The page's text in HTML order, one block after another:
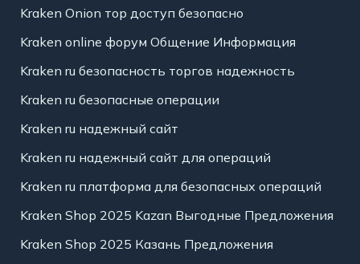
Kraken Onion тор доступ безопасно
Kraken online форум Общение Информация
Kraken ru безопасность торгов надежность
Kraken ru безопасные операции
Kraken ru надежный сайт
Kraken ru надежный сайт для операций
Kraken ru платформа для безопасных операций
Kraken Shop 2025 Kazan Выгодные Предложения
Kraken Shop 2025 Казань Предложения